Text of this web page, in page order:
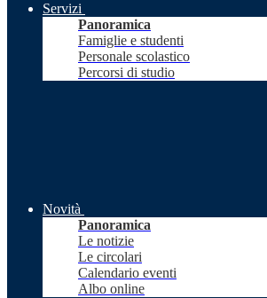
Servizi
Panoramica
Famiglie e studenti
Personale scolastico
Percorsi di studio
Novità
Panoramica
Le notizie
Le circolari
Calendario eventi
Albo online